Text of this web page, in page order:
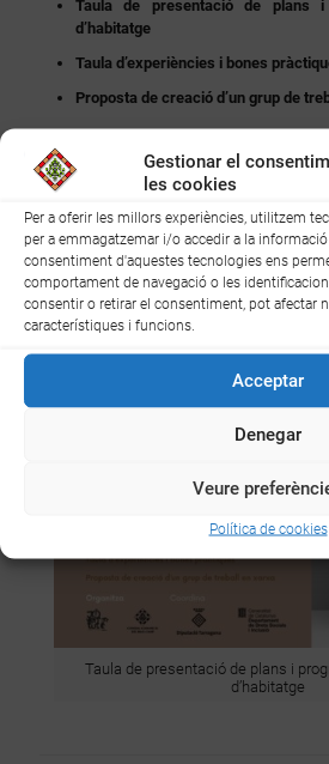
Gestionar el
les cookies
Per a oferir les millors experiències, utilitzem
per a emmagatzemar i/o accedir a la
consentiment d'aquestes tecnologies ens
comportament de navegació o les
consentir o retirar el consentiment, pot afectar
característiques i funcions.
Acceptar
Denegar
Veure
Política de cookies
Taula de presentació de plans i
d’habitatge
Taula d’experiències i bones
Proposta de creació d’un grup de
Comarcal del Baix Camp, Ernest Roigé,i
Cooperació Municipal de la Diputació de
Taula de presentació de plans i
d’habitatge